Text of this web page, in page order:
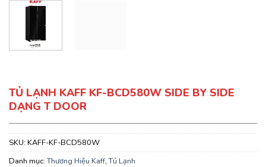
TỦ LẠNH KAFF KF-BCD580W SIDE BY SIDE
DẠNG T DOOR
SKU: KAFF-KF-BCD580W
Danh mục:Thương Hiệu Kaff,Tủ Lạnh